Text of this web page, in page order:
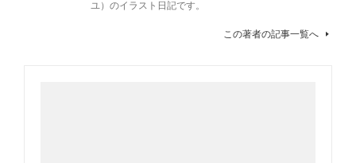
ユ）のイラスト日記です。
この著者の記事一覧へ